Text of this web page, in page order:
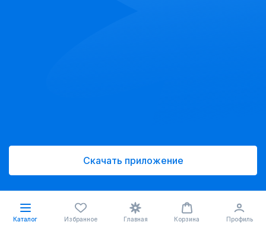
Скачать приложение
Каталог Избранное Главная Корзина Профиль